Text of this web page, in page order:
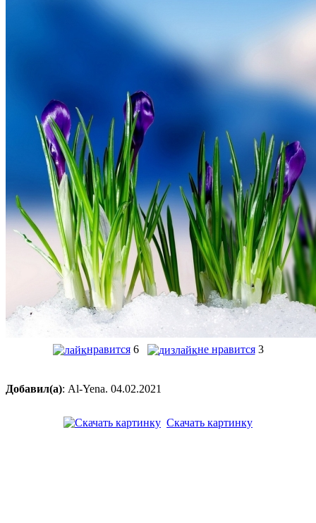
нравится 6 не нравится 3
Добавил(а): Al-Yena. 04.02.2021
Скачать картинку